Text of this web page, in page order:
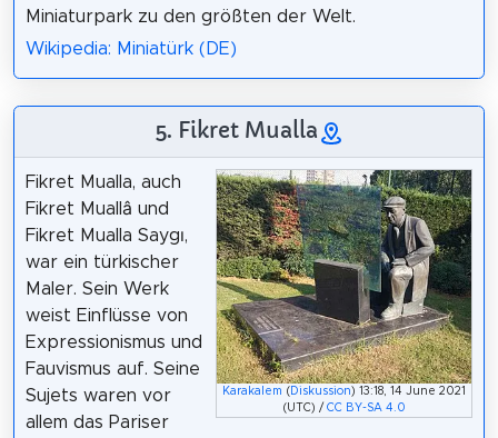
Miniaturpark zu den größten der Welt.
Wikipedia: Miniatürk (DE)
5. Fikret Mualla
Karakalem ( Diskussion ) 13:18, 14 June 2021
(UTC) /CC BY-SA 4.0
Fikret Mualla, auch
Fikret Muallâ und
Fikret Mualla Saygı,
war ein türkischer
Maler. Sein Werk
weist Einflüsse von
Expressionismus und
Fauvismus auf. Seine
Sujets waren vor
allem das Pariser